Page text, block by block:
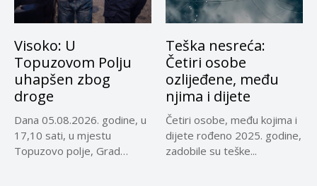
Visoko: U
Topuzovom Polju
uhapšen zbog
droge
Dana 05.08.2026. godine, u
17,10 sati, u mjestu
Topuzovo polje, Grad
Teška nesreća:
Četiri osobe
ozlijeđene, među
njima i dijete
Četiri osobe, među kojima i
dijete rođeno 2025. godine,
zadobile su teške...